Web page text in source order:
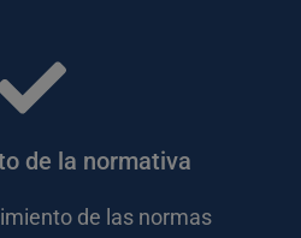
de la normativa
de las normas